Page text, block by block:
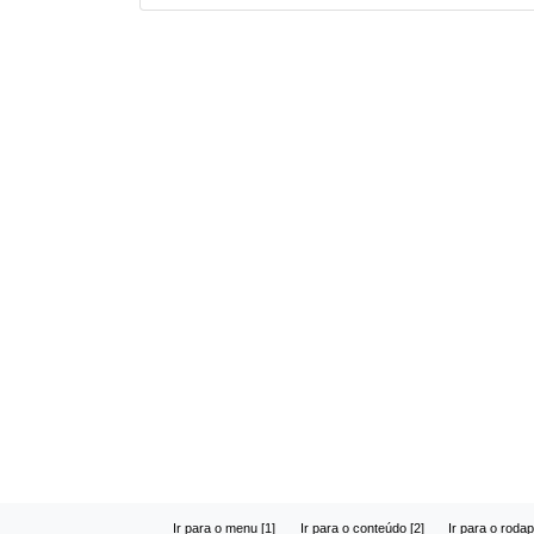
Ir para o menu [1] Ir para o conteúdo [2] Ir para o